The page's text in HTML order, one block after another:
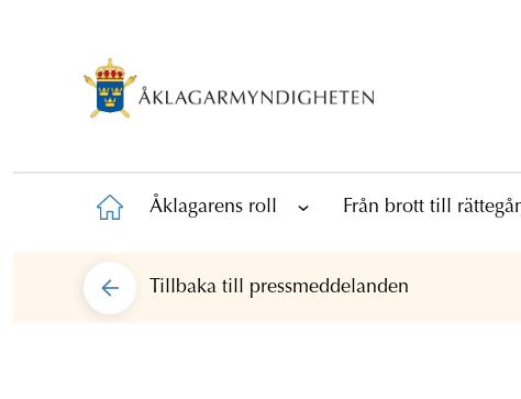
Åklagarens roll Från brott till
Tillbaka till pressmeddelanden